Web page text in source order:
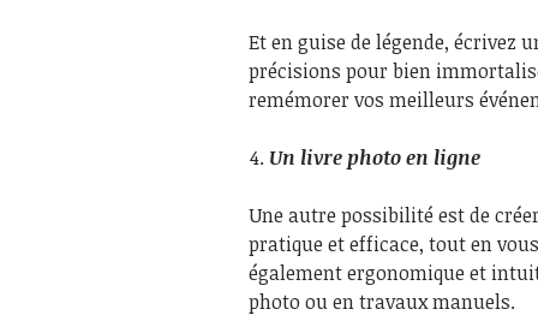
Et en guise de légende, écrivez
précisions pour bien
remémorer vos meilleurs
Un livre photo en ligne
Une autre possibilité est de
pratique et efficace, tout en
également ergonomique et
photo ou en travaux manuels.